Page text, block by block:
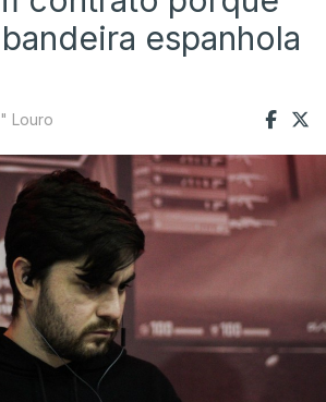
espanhola
Louro